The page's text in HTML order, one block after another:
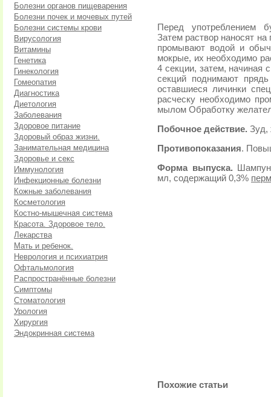
Болезни органов пищеварения
Болезни почек и мочевых путей
Болезни системы крови
Вирусология
Витамины
Генетика
Гинекология
Гомеопатия
Диагностика
Диетология
Заболевания
Здоровое питание
Здоровый образ жизни.
Занимательная медицина
Здоровье и секс
Иммунология
Инфекционные болезни
Кожные заболевания
Косметология
Костно-мышечная система
Красота. Здоровое тело.
Лекарства
Мать и ребенок.
Неврология и психиатрия
Офтальмология
Распространённые болезни
Симптомы
Стоматология
Урология
Хирургия
Эндокринная система
Перед употреблением
Затем раствор наносят
промывают водой и
мокрые, их необходимо
4 секции, затем, начиная
секций поднимают
оставшиеся личинки
расческу необходимо
мылом Обработку
Побочное действие. Зуд,
Противопоказания.
Форма выпуска.
мл, содержащий 0,3%
Похожие статьи